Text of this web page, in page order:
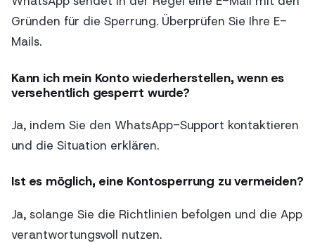
Gründen für die Sperrung. Überprüfen Sie Ihre E-
Mails.
Kann ich mein Konto wiederherstellen, wenn es
versehentlich gesperrt wurde?
Ja, indem Sie den WhatsApp-Support kontaktieren
und die Situation erklären.
Ist es möglich, eine Kontosperrung zu vermeiden?
Ja, solange Sie die Richtlinien befolgen und die App
verantwortungsvoll nutzen.